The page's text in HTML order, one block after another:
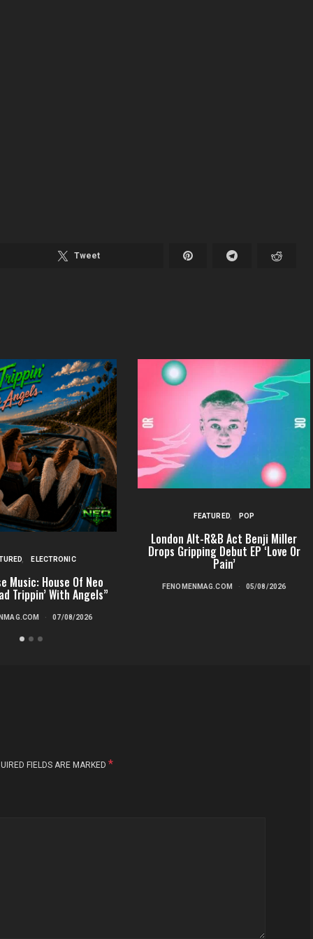
Tweet
ELECTRONIC
Music: House Of Neo
Trippin’ With Angels”
07/08/2026
FEATURED POP
London Alt-R&B Act Benji Miller
Drops Gripping Debut EP ‘Love Or
Pain’
FENOMENMAG.COM 05/08/2026
FIELDS ARE MARKED *